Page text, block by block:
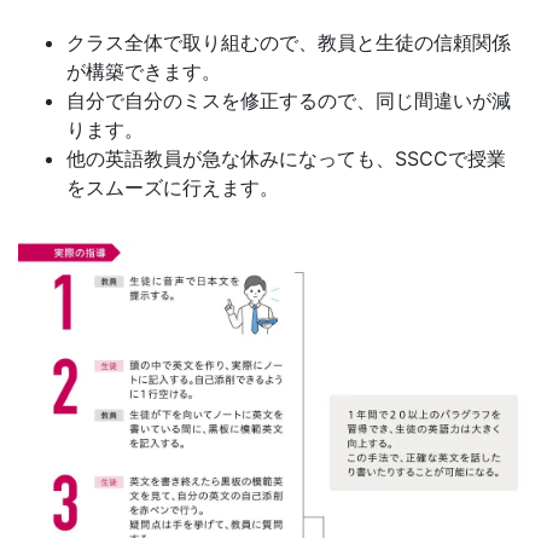
し
す。
クラス全体で取り組むので、教員と生徒の信頼関係
が構築できます。
自分で自分のミスを修正するので、同じ間違いが減
ります。
他の英語教員が急な休みになっても、SSCCで授業
をスムーズに行えます。